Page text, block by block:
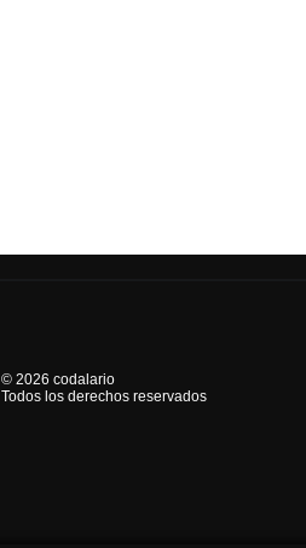
© 2026 codalario
Todos los derechos reservados